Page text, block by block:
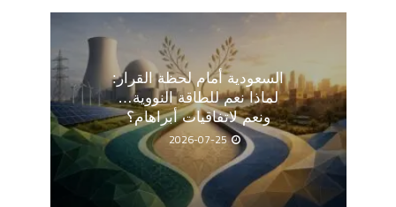
السعودية أمام لحظة القرار:
لماذا نعم للطاقة النووية…
ونعم لاتفاقيات أبراهام؟
2026-07-25